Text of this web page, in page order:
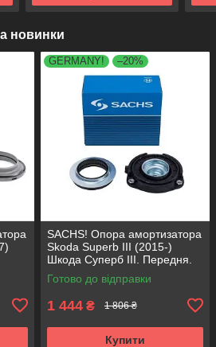
новинки
,
GERMANY! –20%
SACHS! Опора амортизатора
Skoda Superb III (2015-)
Шкода Суперб III. Передня.
803024 , KB657.27 ,
VKDA35167
Готово до відправки
1 444 ₴ 1 806 ₴
Купити